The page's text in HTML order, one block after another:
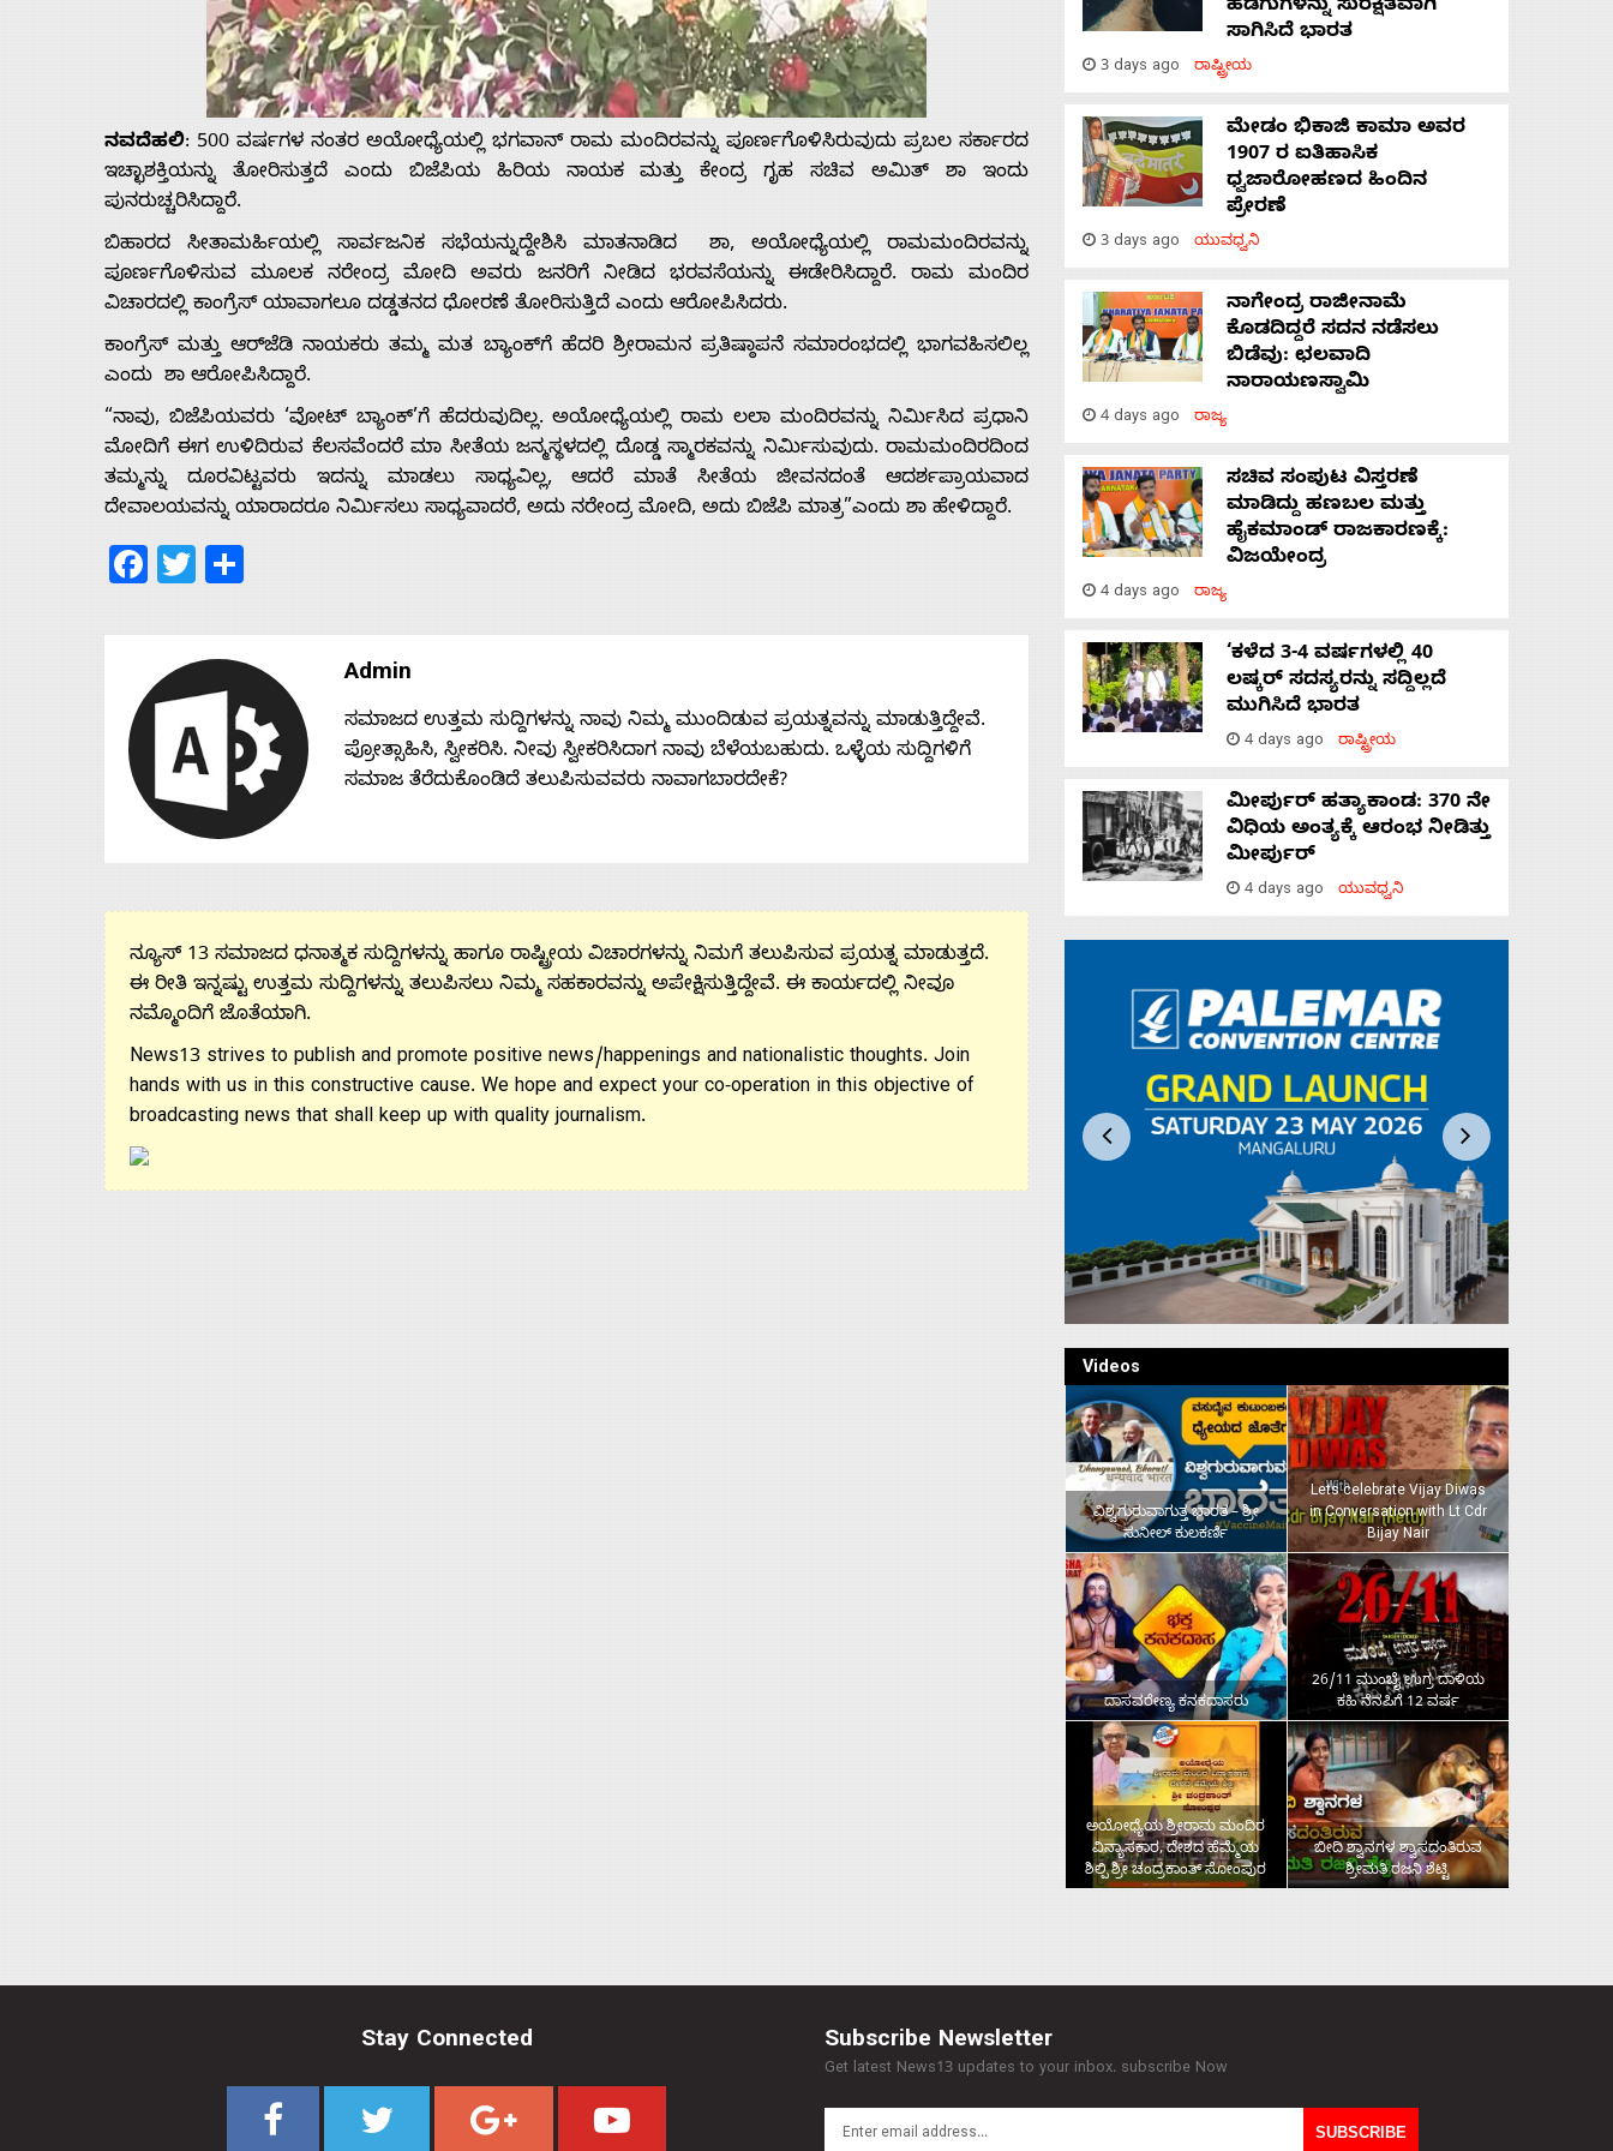
Contact
ನವದೆಹಲಿ: 500 ವರ್ಷಗಳ ನಂತರ ಅಯೋಧ್ಯೆಯಲ್ಲಿ ಭಗವಾನ್ ರಾಮ ಮಂದಿರವನ್ನು ಪೂರ್ಣಗೊಳಿಸಿರುವುದು ಪ್ರಬಲ ಸರ್ಕಾರದ
ಇಚ್ಛಾಶಕ್ತಿಯನ್ನು ತೋರಿಸುತ್ತದೆ ಎಂದು ಬಿಜೆಪಿಯ ಹಿರಿಯ ನಾಯಕ ಮತ್ತು ಕೇಂದ್ರ ಗೃಹ ಸಚಿವ ಅಮಿತ್ ಶಾ ಇಂದು
ಪುನರುಚ್ಚರಿಸಿದ್ದಾರೆ.
ಬಿಹಾರದ ಸೀತಾಮರ್ಹಿಯಲ್ಲಿ ಸಾರ್ವಜನಿಕ ಸಭೆಯನ್ನುದ್ದೇಶಿಸಿ ಮಾತನಾಡಿದ ಶಾ, ಅಯೋಧ್ಯೆಯಲ್ಲಿ ರಾಮಮಂದಿರವನ್ನು
ಪೂರ್ಣಗೊಳಿಸುವ ಮೂಲಕ ನರೇಂದ್ರ ಮೋದಿ ಅವರು ಜನರಿಗೆ ನೀಡಿದ ಭರವಸೆಯನ್ನು ಈಡೇರಿಸಿದ್ದಾರೆ. ರಾಮ ಮಂದಿರ
ವಿಚಾರದಲ್ಲಿ ಕಾಂಗ್ರೆಸ್ ಯಾವಾಗಲೂ ದಡ್ಡತನದ ಧೋರಣೆ ತೋರಿಸುತ್ತಿದೆ ಎಂದು ಆರೋಪಿಸಿದರು.
ಕಾಂಗ್ರೆಸ್ ಮತ್ತು ಆರ್‌ಜೆಡಿ ನಾಯಕರು ತಮ್ಮ ಮತ ಬ್ಯಾಂಕ್‌ಗೆ ಹೆದರಿ ಶ್ರೀರಾಮನ ಪ್ರತಿಷ್ಠಾಪನೆ ಸಮಾರಂಭದಲ್ಲಿ ಭಾಗವಹಿಸಲಿಲ್ಲ
ಎಂದು ಶಾ ಆರೋಪಿಸಿದ್ದಾರೆ.
“ನಾವು, ಬಿಜೆಪಿಯವರು ‘ವೋಟ್ ಬ್ಯಾಂಕ್’ಗೆ ಹೆದರುವುದಿಲ್ಲ. ಅಯೋಧ್ಯೆಯಲ್ಲಿ ರಾಮ ಲಲಾ ಮಂದಿರವನ್ನು ನಿರ್ಮಿಸಿದ ಪ್ರಧಾನಿ
ಮೋದಿಗೆ ಈಗ ಉಳಿದಿರುವ ಕೆಲಸವೆಂದರೆ ಮಾ ಸೀತೆಯ ಜನ್ಮಸ್ಥಳದಲ್ಲಿ ದೊಡ್ಡ ಸ್ಮಾರಕವನ್ನು ನಿರ್ಮಿಸುವುದು. ರಾಮಮಂದಿರದಿಂದ
ತಮ್ಮನ್ನು ದೂರವಿಟ್ಟವರು ಇದನ್ನು ಮಾಡಲು ಸಾಧ್ಯವಿಲ್ಲ, ಆದರೆ ಮಾತೆ ಸೀತೆಯ ಜೀವನದಂತೆ ಆದರ್ಶಪ್ರಾಯವಾದ
ದೇವಾಲಯವನ್ನು ಯಾರಾದರೂ ನಿರ್ಮಿಸಲು ಸಾಧ್ಯವಾದರೆ, ಅದು ನರೇಂದ್ರ ಮೋದಿ, ಅದು ಬಿಜೆಪಿ ಮಾತ್ರ”ಎಂದು ಶಾ ಹೇಳಿದ್ದಾರೆ.
Facebook
Twitter
Admin
ಸಮಾಜದ ಉತ್ತಮ ಸುದ್ದಿಗಳನ್ನು ನಾವು ನಿಮ್ಮ ಮುಂದಿಡುವ ಪ್ರಯತ್ನವನ್ನು ಮಾಡುತ್ತಿದ್ದೇವೆ.
ಪ್ರೋತ್ಸಾಹಿಸಿ, ಸ್ವೀಕರಿಸಿ. ನೀವು ಸ್ವೀಕರಿಸಿದಾಗ ನಾವು ಬೆಳೆಯಬಹುದು. ಒಳ್ಳೆಯ ಸುದ್ದಿಗಳಿಗೆ
ಸಮಾಜ ತೆರೆದುಕೊಂಡಿದೆ ತಲುಪಿಸುವವರು ನಾವಾಗಬಾರದೇಕೆ?
ನ್ಯೂಸ್ 13 ಸಮಾಜದ ಧನಾತ್ಮಕ ಸುದ್ದಿಗಳನ್ನು ಹಾಗೂ ರಾಷ್ಟ್ರೀಯ ವಿಚಾರಗಳನ್ನು ನಿಮಗೆ ತಲುಪಿಸುವ ಪ್ರಯತ್ನ ಮಾಡುತ್ತದೆ.
ಈ ರೀತಿ ಇನ್ನಷ್ಟು ಉತ್ತಮ ಸುದ್ದಿಗಳನ್ನು ತಲುಪಿಸಲು ನಿಮ್ಮ ಸಹಕಾರವನ್ನು ಅಪೇಕ್ಷಿಸುತ್ತಿದ್ದೇವೆ. ಈ ಕಾರ್ಯದಲ್ಲಿ ನೀವೂ
ನಮ್ಮೊಂದಿಗೆ ಜೊತೆಯಾಗಿ.
News13 strives to publish and promote positive news/happenings and nationalistic thoughts. Join
hands with us in this constructive cause. We hope and expect your co-operation in this objective of
broadcasting news that shall keep up with quality journalism.
ಹಡಗುಗಳನ್ನು ಸುರಕ್ಷಿತವಾಗಿ
ಸಾಗಿಸಿದೆ ಭಾರತ
3 days ago ರಾಷ್ಟ್ರೀಯ
ಮೇಡಂ ಭಿಕಾಜಿ ಕಾಮಾ ಅವರ
1907 ರ ಐತಿಹಾಸಿಕ
ಧ್ವಜಾರೋಹಣದ ಹಿಂದಿನ
ಪ್ರೇರಣೆ
3 days ago ಯುವಧ್ವನಿ
ನಾಗೇಂದ್ರ ರಾಜೀನಾಮೆ
ಕೊಡದಿದ್ದರೆ ಸದನ ನಡೆಸಲು
ಬಿಡೆವು: ಛಲವಾದಿ
ನಾರಾಯಣಸ್ವಾಮಿ
4 days ago ರಾಜ್ಯ
ಸಚಿವ ಸಂಪುಟ ವಿಸ್ತರಣೆ
ಮಾಡಿದ್ದು ಹಣಬಲ ಮತ್ತು
ಹೈಕಮಾಂಡ್ ರಾಜಕಾರಣಕ್ಕೆ:
ವಿಜಯೇಂದ್ರ
4 days ago ರಾಜ್ಯ
‘ಕಳೆದ 3-4 ವರ್ಷಗಳಲ್ಲಿ 40
ಲಷ್ಕರ್ ಸದಸ್ಯರನ್ನು ಸದ್ದಿಲ್ಲದೆ
ಮುಗಿಸಿದೆ ಭಾರತ
4 days ago ರಾಷ್ಟ್ರೀಯ
ಮೀರ್ಪುರ್ ಹತ್ಯಾಕಾಂಡ: 370 ನೇ
ವಿಧಿಯ ಅಂತ್ಯಕ್ಕೆ ಆರಂಭ ನೀಡಿತ್ತು
ಮೀರ್ಪುರ್
4 days ago ಯುವಧ್ವನಿ
Videos
ವಿಶ್ವಗುರುವಾಗುತ್ತ ಭಾರತ – ಶ್ರೀ
ಸುನೀಲ್‌ ಕುಲಕರ್ಣಿ
Lets celebrate Vijay Diwas
in Conversation with Lt Cdr
Bijay Nair
ದಾಸವರೇಣ್ಯ ಕನಕದಾಸರು
26/11 ಮುಂಬೈ ಉಗ್ರ ದಾಳಿಯ
ಕಹಿ ನೆನಪಿಗೆ 12 ವರ್ಷ
ಅಯೋಧ್ಯೆಯ ಶ್ರೀರಾಮ ಮಂದಿರ
ವಿನ್ಯಾಸಕಾರ, ದೇಶದ ಹೆಮ್ಮೆಯ
ಶಿಲ್ಪಿ ಶ್ರೀ ಚಂದ್ರಕಾಂತ್‌ ಸೋಂಪುರ
ಬೀದಿ ಶ್ವಾನಗಳ ಶ್ವಾಸದಂತಿರುವ
ಶ್ರೀಮತಿ ರಜನಿ ಶೆಟ್ಟಿ
Stay Connected Subscribe Newsletter
Get latest News13 updates to your inbox. subscribe Now